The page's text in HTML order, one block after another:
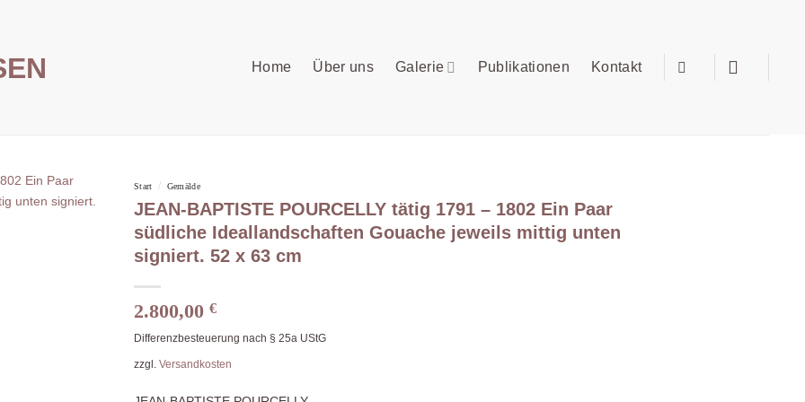
Home Über uns Galerie Publikationen Kontakt
Start / Gemälde
JEAN-BAPTISTE POURCELLY tätig 1791 – 1802 Ein Paar
südliche Ideallandschaften Gouache jeweils mittig unten
signiert. 52 x 63 cm
2.800,00 €
Differenzbesteuerung nach § 25a UStG
zzgl. Versandkosten